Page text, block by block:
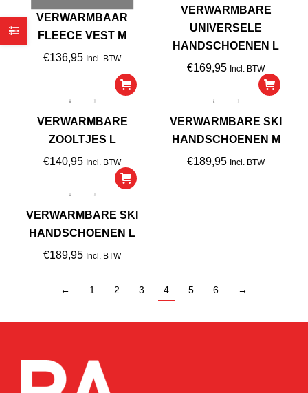
VERWARMBAAR
FLEECE VEST M
€136,95 Incl. BTW
VERWARMBARE
UNIVERSELE
HANDSCHOENEN L
€169,95 Incl. BTW
VERWARMBARE
ZOOLTJES L
€140,95 Incl. BTW
VERWARMBARE SKI
HANDSCHOENEN M
€189,95 Incl. BTW
VERWARMBARE SKI
HANDSCHOENEN L
€189,95 Incl. BTW
← 1 2 3 4 5 6 →